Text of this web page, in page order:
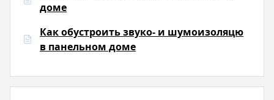
доме
Как обустроить звуко- и шумоизоляцю
в панельном доме